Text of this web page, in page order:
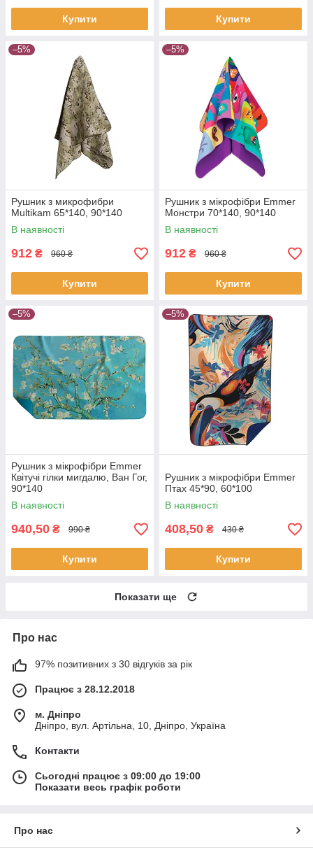
Купити Купити
–5%
Рушник з микрофибри
Multikam 65*140, 90*140
В наявності
912 ₴ 960 ₴
Купити
–5%
Рушник з мікрофібри Emmer
Монстри 70*140, 90*140
В наявності
912 ₴ 960 ₴
Купити
–5%
Рушник з мікрофібри Emmer
Квітучі гілки мигдалю, Ван Гог,
90*140
В наявності
940,50 ₴ 990 ₴
Купити
–5%
Рушник з мікрофібри Emmer
Птах 45*90, 60*100
В наявності
408,50 ₴ 430 ₴
Купити
Показати ще
Про нас
97% позитивних з 30 відгуків за рік
Працює з 28.12.2018
м. Дніпро
Дніпро, вул. Артільна, 10, Дніпро, Україна
Контакти
Сьогодні працює з 09:00 до 19:00
Показати весь графік роботи
Про нас